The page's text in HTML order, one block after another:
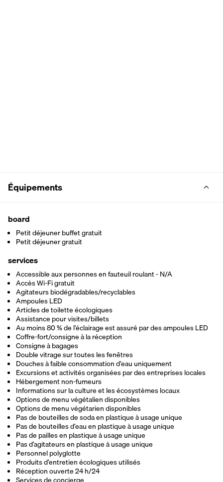
Équipements
board
Petit déjeuner buffet gratuit
Petit déjeuner gratuit
services
Accessible aux personnes en fauteuil roulant - N/A
Accès Wi-Fi gratuit
Agitateurs biodégradables/recyclables
Ampoules LED
Articles de toilette écologiques
Assistance pour visites/billets
Au moins 80 % de l’éclairage est assuré par des ampoules LED
Coffre-fort/consigne à la réception
Consigne à bagages
Double vitrage sur toutes les fenêtres
Douches à faible consommation d’eau uniquement
Excursions et activités organisées par des entreprises locales
Hébergement non-fumeurs
Informations sur la culture et les écosystèmes locaux
Options de menu végétalien disponibles
Options de menu végétarien disponibles
Pas de bouteilles de soda en plastique à usage unique
Pas de bouteilles d’eau en plastique à usage unique
Pas de pailles en plastique à usage unique
Pas d’agitateurs en plastique à usage unique
Personnel polyglotte
Produits d’entretien écologiques utilisés
Réception ouverte 24 h/24
Services de concierge